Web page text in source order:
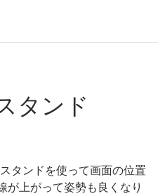
タンド
タンドを使って画面の位置
が上がって姿勢も良くなり